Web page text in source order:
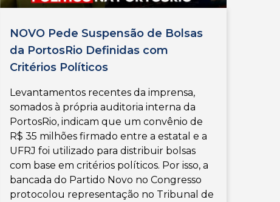
NOVO Pede Suspensão de Bolsas
da PortosRio Definidas com
Critérios Políticos
Levantamentos recentes da imprensa,
somados à própria auditoria interna da
PortosRio, indicam que um convênio de
R$ 35 milhões firmado entre a estatal e a
UFRJ foi utilizado para distribuir bolsas
com base em critérios políticos. Por isso, a
bancada do Partido Novo no Congresso
protocolou representação no Tribunal de